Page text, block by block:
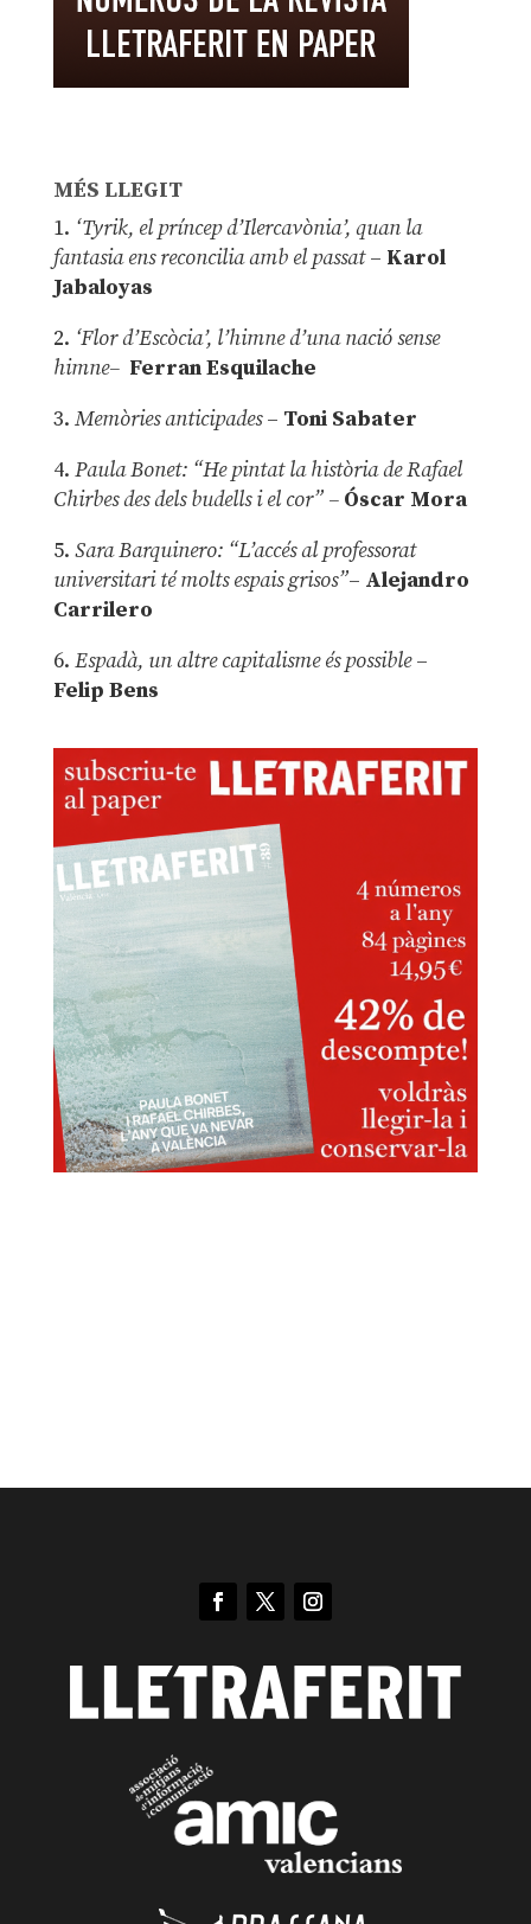
MÉS LLEGIT
1. ‘Tyrik, el príncep d’Ilercavònia’, quan la
fantasia ens reconcilia amb el passat– Karol
Jabaloyas
2. ‘Flor d’Escòcia’, l’himne d’una nació sense
himne– Ferran Esquilache
3. Memòries anticipades– Toni Sabater
4. Paula Bonet: “He pintat la història de Rafael
Chirbes des dels budells i el cor” –Óscar Mora
5. Sara Barquinero: “L’accés al professorat
universitari té molts espais grisos”– Alejandro
Carrilero
6. Espadà, un altre capitalisme és possible –
Felip Bens